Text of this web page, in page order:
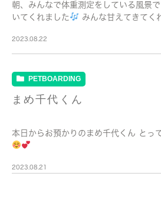
朝、みんなで体重測定をしている風景
いてくれました
みんな甘えてきてく
2023.08.22
PETBOARDING
まめ千代くん
本日からお預かりのまめ千代くん とっ
2023.08.21